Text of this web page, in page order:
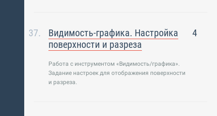
Видимость-графика. Настройка
поверхности и разреза
4
Работа с инструментом «Видимость/графика».
Задание настроек для отображения поверхности
и разреза.